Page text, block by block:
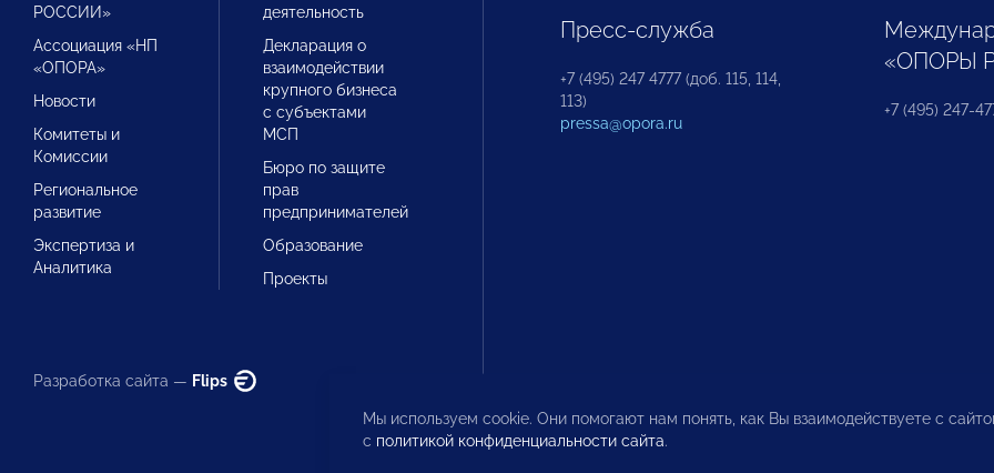
РОССИИ»
Ассоциация «НП
«ОПОРА»
Новости
Комитеты и
Комиссии
Региональное
развитие
Экспертиза и
Аналитика
деятельность
Декларация о
взаимодействии
крупного бизнеса
с субъектами
МСП
Бюро по защите
прав
предпринимателей
Образование
Проекты
Разработка сайта — Flips
Пресс-служба
+7 (495) 247 4777 (доб. 115, 114,
113)
pressa@opora.ru
«ОПОРЫ
+7 (495) 247-
Мы используем cookie. Они помогают нам понять, как Вы взаимодействуете с
с политикой конфиденциальности сайта.